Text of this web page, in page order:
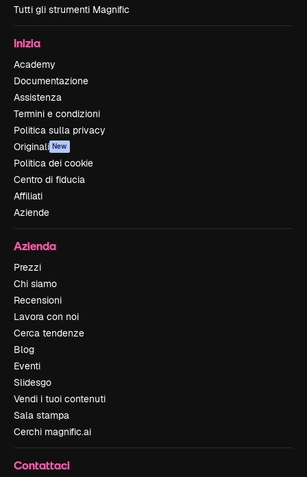
Tutti gli strumenti Magnific
Inizia
Academy
Documentazione
Assistenza
Termini e condizioni
Politica sulla privacy
Originali New
Politica dei cookie
Centro di fiducia
Affiliati
Aziende
Azienda
Prezzi
Chi siamo
Recensioni
Lavora con noi
Cerca tendenze
Blog
Eventi
Slidesgo
Vendi i tuoi contenuti
Sala stampa
Cerchi magnific.ai
Contattaci